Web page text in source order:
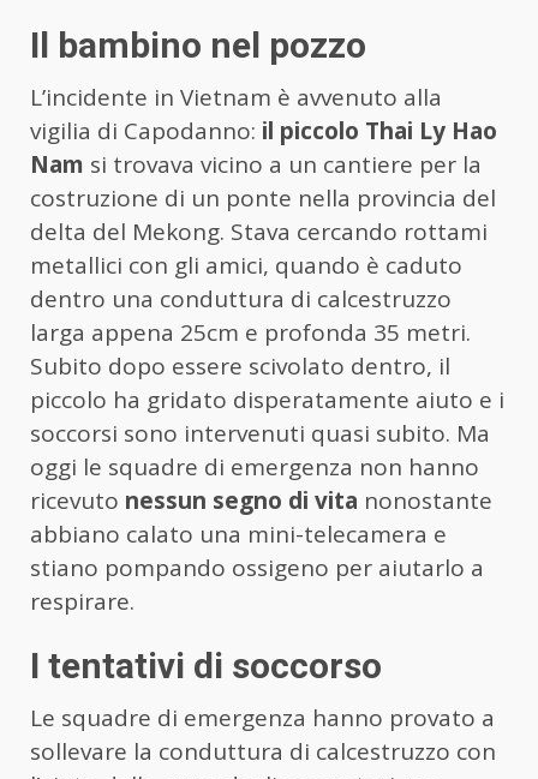
Il bambino nel pozzo
L’incidente in Vietnam è avvenuto alla
vigilia di Capodanno: il piccolo Thai Ly Hao
Nam si trovava vicino a un cantiere per la
costruzione di un ponte nella provincia del
delta del Mekong. Stava cercando rottami
metallici con gli amici, quando è caduto
dentro una conduttura di calcestruzzo
larga appena 25cm e profonda 35 metri.
Subito dopo essere scivolato dentro, il
piccolo ha gridato disperatamente aiuto e i
soccorsi sono intervenuti quasi subito. Ma
oggi le squadre di emergenza non hanno
ricevuto nessun segno di vita nonostante
abbiano calato una mini-telecamera e
stiano pompando ossigeno per aiutarlo a
respirare.
I tentativi di soccorso
Le squadre di emergenza hanno provato a
sollevare la conduttura di calcestruzzo con